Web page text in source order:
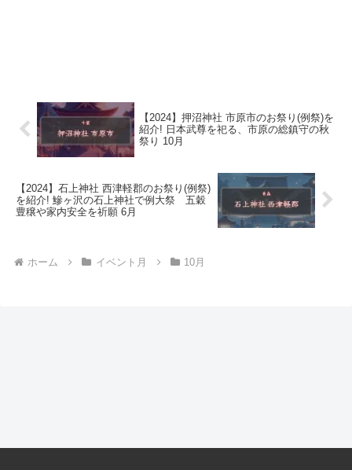
【2024】押沼神社 市原市のお祭り(例祭)を
紹介! 日本武尊を祀る、市原の総鎮守の秋
祭り 10月
【2024】石上神社 西津軽郡のお祭り(例祭)
を紹介! 鰺ヶ沢の石上神社で例大祭 五穀
豊穣や家内安全を祈願 6月
ホーム イベント月 10月